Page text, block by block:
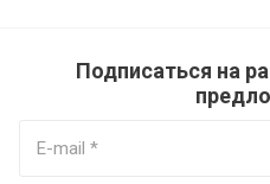
Подписаться на